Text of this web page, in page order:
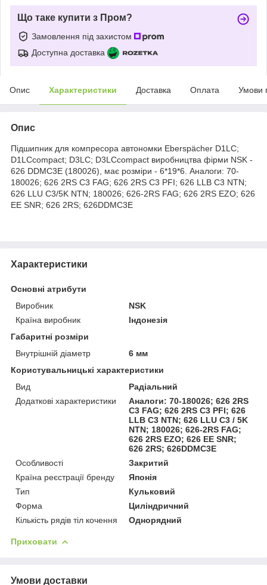
Що таке купити з Пром?
Замовлення під захистом
Доступна доставка
Опис Характеристики Доставка Оплата Умови
Опис
Підшипник для компресора автономки Eberspächer D1LC;
D1LCcompact; D3LC; D3LCcompact виробництва фірми NSK -
626 DDMC3E (180026), має розміри - 6*19*6. Аналоги: 70-
180026; 626 2RS C3 FAG; 626 2RS C3 PFI; 626 LLB C3 NTN;
626 LLU C3/5K NTN; 180026; 626-2RS FAG; 626 2RS EZO; 626
EE SNR; 626 2RS; 626DDMC3E
Характеристики
Основні атрибути
Виробник
NSK
Країна виробник
Індонезія
Габаритні розміри
Внутрішній діаметр
6 мм
Користувальницькі характеристики
Вид
Радіальний
Додаткові характеристики
Аналоги: 70-180026; 626 2RS
C3 FAG; 626 2RS C3 PFI; 626
LLB C3 NTN; 626 LLU C3 / 5K
NTN; 180026; 626-2RS FAG;
626 2RS EZO; 626 EE SNR;
626 2RS; 626DDMC3E
Особливості
Закритий
Країна реєстрації бренду
Японія
Тип
Кульковий
Форма
Циліндричний
Кількість рядів тіл кочення
Однорядний
Приховати
Умови доставки